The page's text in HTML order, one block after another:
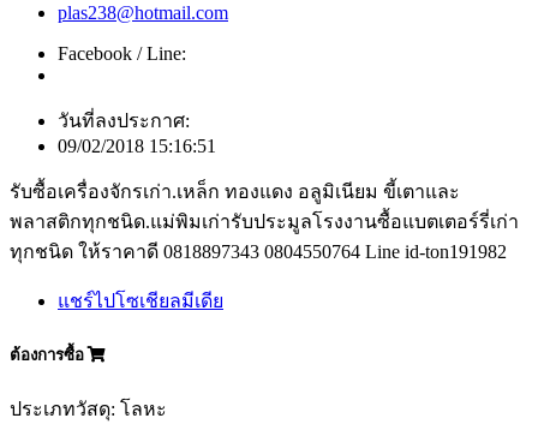
plas238@hotmail.com
Facebook / Line:
วันที่ลงประกาศ:
09/02/2018 15:16:51
รับซื้อเครื่องจักรเก่า.เหล็ก ทองแดง อลูมิเนียม ขี้เตาและ
พลาสติกทุกชนิด.แม่พิมเก่ารับประมูลโรงงานซื้อแบตเตอร์รี่เก่า
ทุกชนิด ให้ราคาดี 0818897343 0804550764 Line id-ton191982
แชร์ไปโซเชียลมีเดีย
ต้องการซื้อ
ประเภทวัสดุ: โลหะ